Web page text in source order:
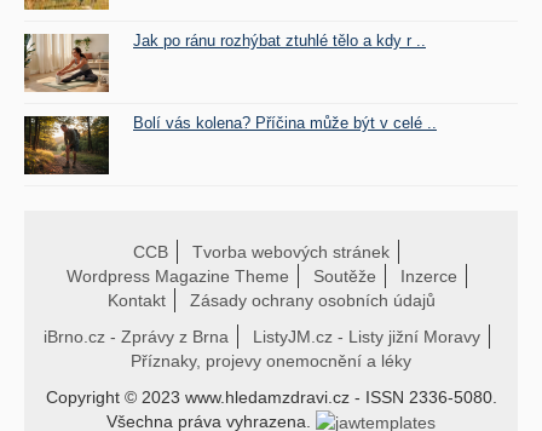
Jak po ránu rozhýbat ztuhlé tělo a kdy r ..
Bolí vás kolena? Příčina může být v celé ..
CCB
Tvorba webových stránek
Wordpress Magazine Theme
Soutěže
Inzerce
Kontakt
Zásady ochrany osobních údajů
iBrno.cz - Zprávy z Brna
ListyJM.cz - Listy jižní Moravy
Příznaky, projevy onemocnění a léky
Copyright © 2023 www.hledamzdravi.cz - ISSN 2336-5080.
Všechna práva vyhrazena.